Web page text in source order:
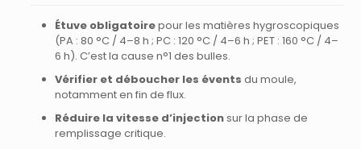
Étuve obligatoirepour les matières hygroscopiques
(PA : 80 °C / 4–8 h ; PC : 120 °C / 4–6 h ; PET : 160 °C / 4–
6 h). C’est la cause n°1 des bulles.
Vérifier et déboucher les évents du moule,
notamment en fin de flux.
Réduire la vitesse d’injectionsur la phase de
remplissage critique.